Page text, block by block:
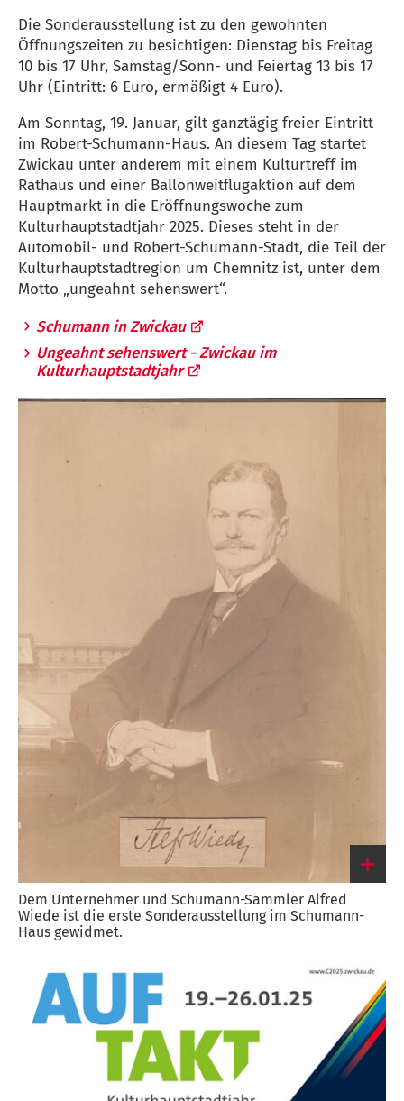
Die Sonderausstellung ist zu den gewohnten
Öffnungszeiten zu besichtigen: Dienstag bis Freitag
10 bis 17 Uhr, Samstag/Sonn- und Feiertag 13 bis 17
Uhr (Eintritt: 6 Euro, ermäßigt 4 Euro).
Am Sonntag, 19. Januar, gilt ganztägig freier Eintritt
im Robert-Schumann-Haus. An diesem Tag startet
Zwickau unter anderem mit einem Kulturtreff im
Rathaus und einer Ballonweitflugaktion auf dem
Hauptmarkt in die Eröffnungswoche zum
Kulturhauptstadtjahr 2025. Dieses steht in der
Automobil- und Robert-Schumann-Stadt, die Teil der
Kulturhauptstadtregion um Chemnitz ist, unter dem
Motto „ungeahnt sehenswert“.
Schumann in Zwickau
Ungeahnt sehenswert - Zwickau im
Kulturhauptstadtjahr
Dem Unternehmer und Schumann-Sammler Alfred
Wiede ist die erste Sonderausstellung im Schumann-
Haus gewidmet.
großen
Bild